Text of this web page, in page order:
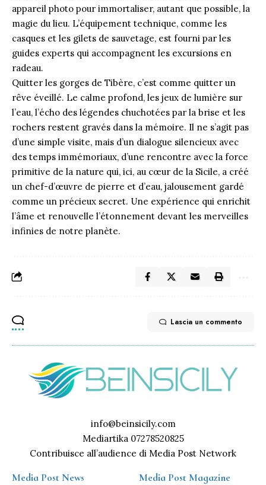
appareil photo pour immortaliser, autant que possible, la
magie du lieu. L’équipement technique, comme les
casques et les gilets de sauvetage, est fourni par les
guides experts qui accompagnent les excursions en
radeau.
Quitter les gorges de Tibère, c’est comme quitter un
rêve éveillé. Le calme profond, les jeux de lumière sur
l’eau, l’écho des légendes chuchotées par la brise et les
rochers restent gravés dans la mémoire. Il ne s’agit pas
d’une simple visite, mais d’un dialogue silencieux avec
des temps immémoriaux, d’une rencontre avec la force
primitive de la nature qui, ici, au cœur de la Sicile, a créé
un chef-d’œuvre de pierre et d’eau, jalousement gardé
comme un précieux secret. Une expérience qui enrichit
l’âme et renouvelle l’étonnement devant les merveilles
infinies de notre planète.
Lascia un commento
info@beinsicily.com
Mediartika 07278520825
Contribuisce all’audience di Media Post Network
Media Post News Media Post Magazine